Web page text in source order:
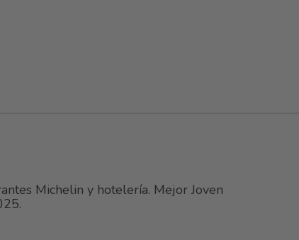
Michelin y hotelería. Mejor Joven